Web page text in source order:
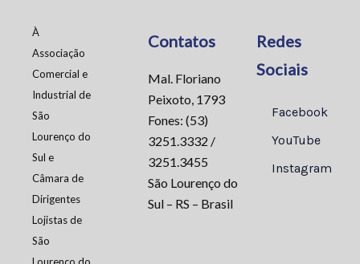
À
Associação
Comercial e
Industrial de
São
Lourenço do
Sul e
Câmara de
Dirigentes
Lojistas de
São
Contatos
Mal. Floriano
Peixoto, 1793
Fones: (53)
3251.3332 /
3251.3455
São Lourenço do
Sul – RS – Brasil
Redes
Sociais
Facebook
YouTube
Instagram